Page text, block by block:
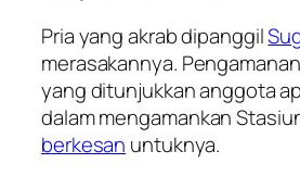
Pria yang akrab dipanggil
merasakannya.
yang ditunjukkan anggota
dalam mengamankan
berkesan untuknya.